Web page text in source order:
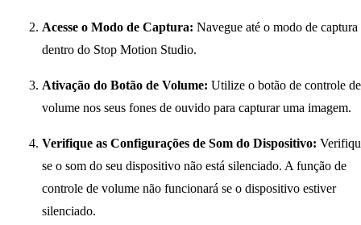
Acesse o Modo de Captura: Navegue até o modo de captura
dentro do Stop Motion Studio.
Ativação do Botão de Volume: Utilize o botão de controle de
volume nos seus fones de ouvido para capturar uma imagem.
Verifique as Configurações de Som do Dispositivo:
se o som do seu dispositivo não está silenciado. A função de
controle de volume não funcionará se o dispositivo estiver
silenciado.